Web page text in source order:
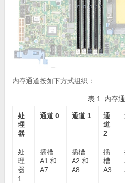
内存通道按如下方式组织：
表 1. 内存
处
理
器
通道 0 通道 1
通
道
2
处
理
器
1
插槽
A1 和
A7
插槽
A2 和
A8
插
槽
A3